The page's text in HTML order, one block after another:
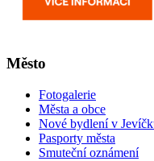
Město
Fotogalerie
Města a obce
Nové bydlení v
Pasporty města
Smuteční oznámení